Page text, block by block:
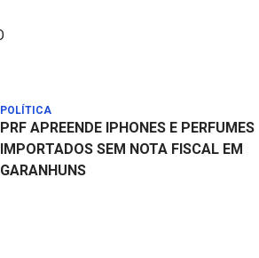
POLÍTICA
PRF APREENDE IPHONES E PERFUMES
IMPORTADOS SEM NOTA FISCAL EM
GARANHUNS